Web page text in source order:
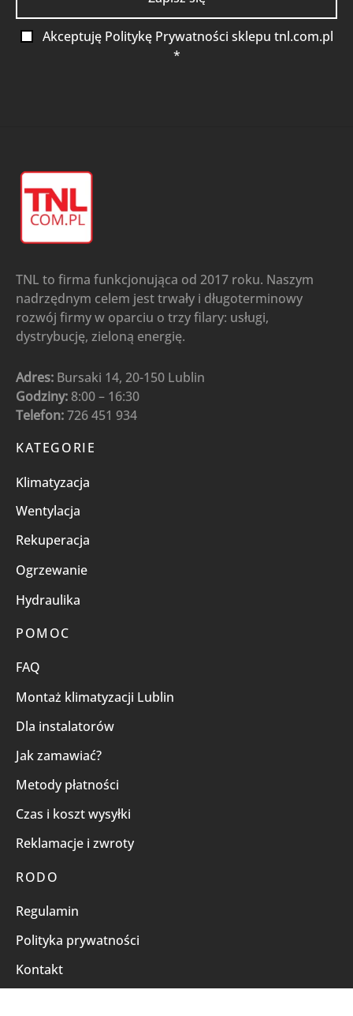
Akceptuję Politykę Prywatności sklepu tnl.com.pl
*
TNL to firma funkcjonująca od 2017 roku. Naszym
nadrzędnym celem jest trwały i długoterminowy
rozwój firmy w oparciu o trzy filary: usługi,
dystrybucję, zieloną energię.
Adres: Bursaki 14, 20-150 Lublin
Godziny: 8:00 – 16:30
Telefon:726 451 934
KATEGORIE
Klimatyzacja
Wentylacja
Rekuperacja
Ogrzewanie
Hydraulika
POMOC
FAQ
Montaż klimatyzacji Lublin
Dla instalatorów
Jak zamawiać?
Metody płatności
Czas i koszt wysyłki
Reklamacje i zwroty
RODO
Regulamin
Polityka prywatności
Kontakt